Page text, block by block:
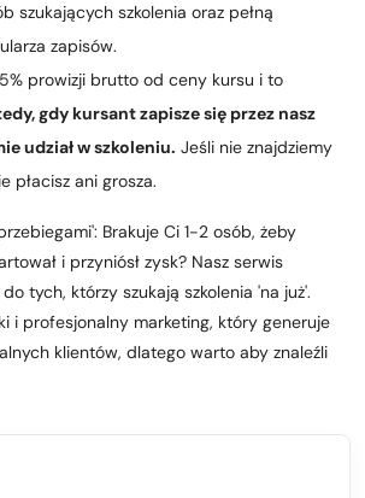
szukających szkolenia oraz pełną
zapisów.
prowizji brutto od ceny kursu i to
gdy kursant zapisze się przez nasz
udział w szkoleniu. Jeśli nie znajdziemy
płacisz ani grosza.
Brakuje Ci 1-2 osób, żeby
i przyniósł zysk? Nasz serwis
tych, którzy szukają szkolenia 'na już'.
i profesjonalny marketing, który generuje
klientów, dlatego warto aby znaleźli